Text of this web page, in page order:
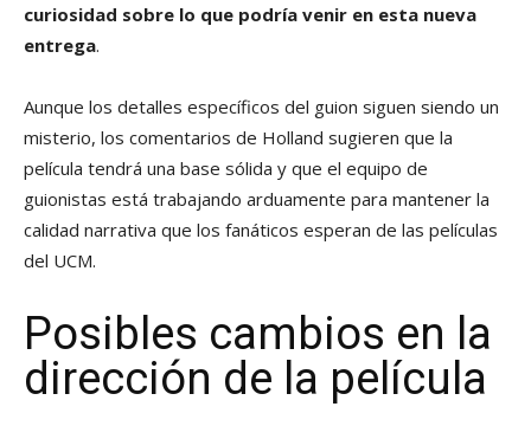
curiosidad sobre lo que podría venir en esta nueva
entrega.
Aunque los detalles específicos del guion siguen siendo un
misterio, los comentarios de Holland sugieren que la
película tendrá una base sólida y que el equipo de
guionistas está trabajando arduamente para mantener la
calidad narrativa que los fanáticos esperan de las películas
del UCM.
Posibles cambios en la
dirección de la película